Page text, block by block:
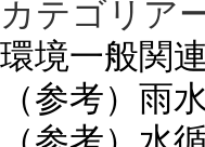
カテゴリア
環境一般関
（参考）雨